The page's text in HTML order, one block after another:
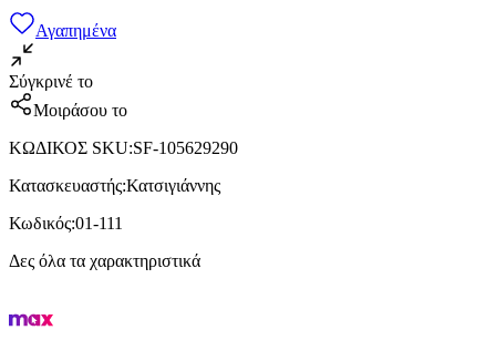
Αγαπημένα
Σύγκρινέ το
Μοιράσου το
ΚΩΔΙΚΟΣ SKU:SF-105629290
Κατασκευαστής:Κατσιγιάννης
Κωδικός:01-111
Δες όλα τα χαρακτηριστικά